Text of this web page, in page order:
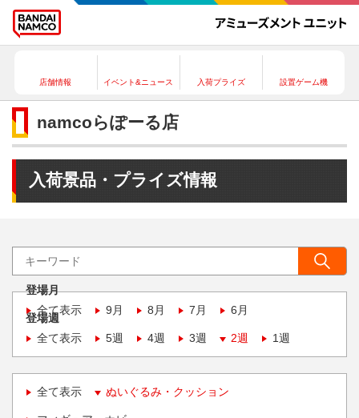
店舗情報 イベント&ニュース 入荷プライズ 設置ゲーム機
namcoらぽーる店
入荷景品・プライズ情報
登場月
全て表示
9月 8月 7月 6月
登場週
全て表示
5週 4週 3週 2週 1週
全て表示 ぬいぐるみ・クッション